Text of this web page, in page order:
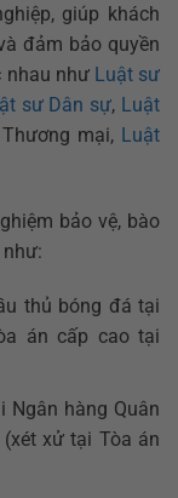
giúp khách
đảm bảo quyền
nhau như Luật sư
sư Dân sự, Luật
mại, Luật
bảo vệ, bào
thủ bóng đá tại
án cấp cao tại
Ngân hàng Quân
xử tại Tòa án